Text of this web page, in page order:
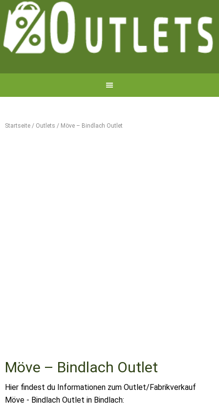
Startseite / Outlets / Möve – Bindlach Outlet
Möve – Bindlach Outlet
Hier findest du Informationen zum Outlet/Fabrikverkauf
Möve - Bindlach Outlet in Bindlach: